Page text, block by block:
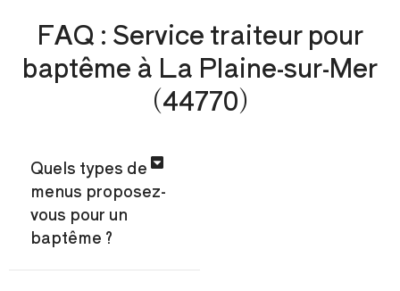
FAQ : Service traiteur pour
baptême à La Plaine-sur-Mer
(44770)
Quels types de
menus proposez-
vous pour un
baptême ?